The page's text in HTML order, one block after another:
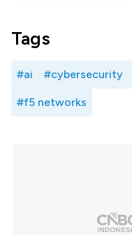
Tags
#ai #cybersecurity
#f5 networks